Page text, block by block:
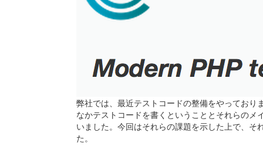
弊社では、最近テストコードの整備をやってお
なかテストコードを書くということとそれらの
いました。今回はそれらの課題を示した上で、そ
た。